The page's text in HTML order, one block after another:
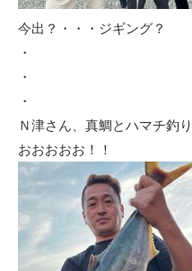
今出？・・・ジギング？
・
・
・
Ｎ津さん、真鯛とハマチ釣
おおおおお！！